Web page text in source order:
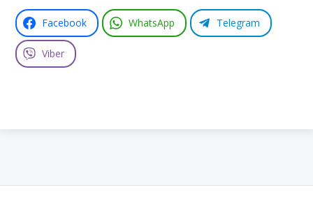
Facebook WhatsApp Telegram
Viber